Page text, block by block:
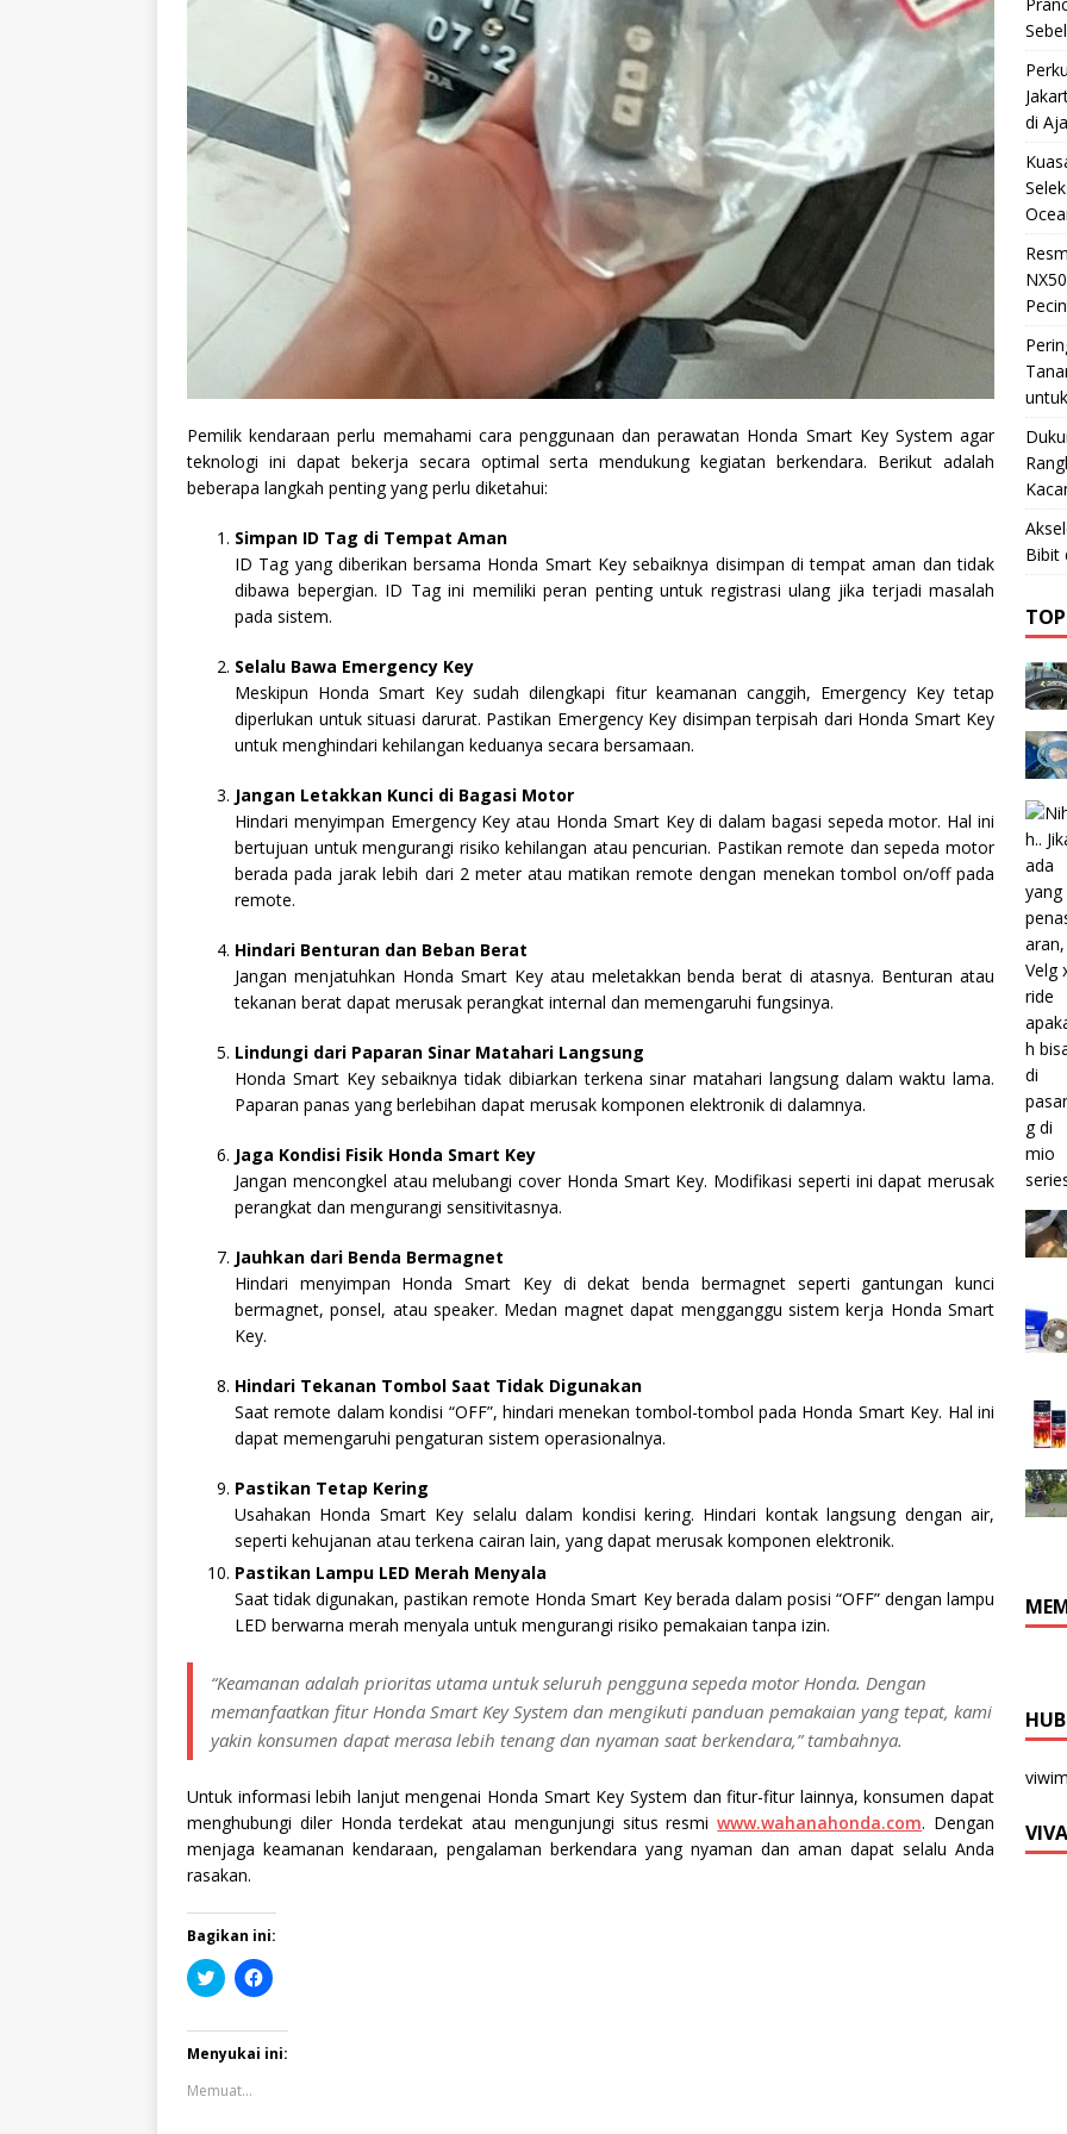
Pemilik kendaraan perlu memahami cara penggunaan dan perawatan Honda Smart Key System agar
teknologi ini dapat bekerja secara optimal serta mendukung kegiatan berkendara. Berikut adalah
beberapa langkah penting yang perlu diketahui:
Simpan ID Tag di Tempat Aman
ID Tag yang diberikan bersama Honda Smart Key sebaiknya disimpan di tempat aman dan tidak
dibawa bepergian. ID Tag ini memiliki peran penting untuk registrasi ulang jika terjadi masalah
pada sistem.
Selalu Bawa Emergency Key
Meskipun Honda Smart Key sudah dilengkapi fitur keamanan canggih, Emergency Key tetap
diperlukan untuk situasi darurat. Pastikan Emergency Key disimpan terpisah dari Honda Smart Key
untuk menghindari kehilangan keduanya secara bersamaan.
Jangan Letakkan Kunci di Bagasi Motor
Hindari menyimpan Emergency Key atau Honda Smart Key di dalam bagasi sepeda motor. Hal ini
bertujuan untuk mengurangi risiko kehilangan atau pencurian. Pastikan remote dan sepeda motor
berada pada jarak lebih dari 2 meter atau matikan remote dengan menekan tombol on/off pada
remote.
Hindari Benturan dan Beban Berat
Jangan menjatuhkan Honda Smart Key atau meletakkan benda berat di atasnya. Benturan atau
tekanan berat dapat merusak perangkat internal dan memengaruhi fungsinya.
Lindungi dari Paparan Sinar Matahari Langsung
Honda Smart Key sebaiknya tidak dibiarkan terkena sinar matahari langsung dalam waktu lama.
Paparan panas yang berlebihan dapat merusak komponen elektronik di dalamnya.
Jaga Kondisi Fisik Honda Smart Key
Jangan mencongkel atau melubangi cover Honda Smart Key. Modifikasi seperti ini dapat merusak
perangkat dan mengurangi sensitivitasnya.
Jauhkan dari Benda Bermagnet
Hindari menyimpan Honda Smart Key di dekat benda bermagnet seperti gantungan kunci
bermagnet, ponsel, atau speaker. Medan magnet dapat mengganggu sistem kerja Honda Smart
Key.
Hindari Tekanan Tombol Saat Tidak Digunakan
Saat remote dalam kondisi “OFF”, hindari menekan tombol-tombol pada Honda Smart Key. Hal ini
dapat memengaruhi pengaturan sistem operasionalnya.
Pastikan Tetap Kering
Usahakan Honda Smart Key selalu dalam kondisi kering. Hindari kontak langsung dengan air,
seperti kehujanan atau terkena cairan lain, yang dapat merusak komponen elektronik.
Pastikan Lampu LED Merah Menyala
Saat tidak digunakan, pastikan remote Honda Smart Key berada dalam posisi “OFF” dengan lampu
LED berwarna merah menyala untuk mengurangi risiko pemakaian tanpa izin.
“Keamanan adalah prioritas utama untuk seluruh pengguna sepeda motor Honda. Dengan
memanfaatkan fitur Honda Smart Key System dan mengikuti panduan pemakaian yang tepat, kami
yakin konsumen dapat merasa lebih tenang dan nyaman saat berkendara,” tambahnya.
Untuk informasi lebih lanjut mengenai Honda Smart Key System dan fitur-fitur lainnya, konsumen dapat
menghubungi diler Honda terdekat atau mengunjungi situs resmiwww.wahanahonda.com. Dengan
menjaga keamanan kendaraan, pengalaman berkendara yang nyaman dan aman dapat selalu Anda
rasakan.
Bagikan ini:
K
l
u
n
t
u
k
K
l
u
n
Menyukai ini:
Memuat...
di
Bibit
VIVA